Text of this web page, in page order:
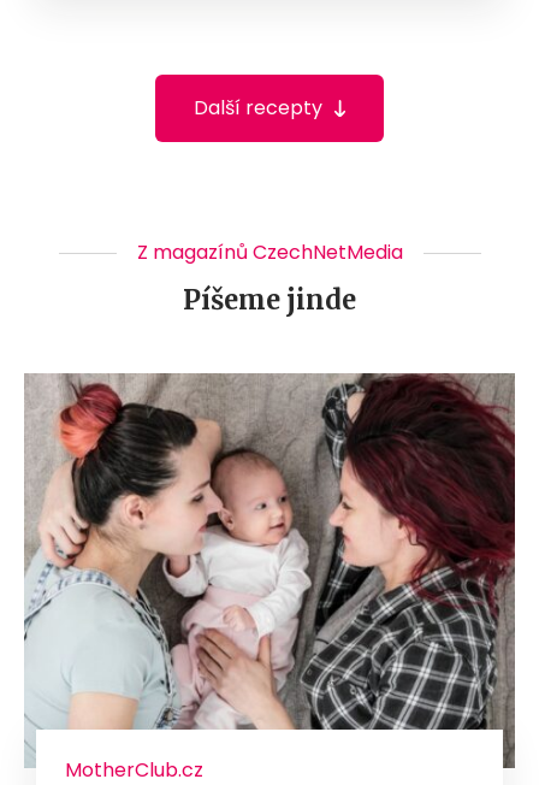
Další recepty
Z magazínů CzechNetMedia
Píšeme jinde
MotherClub.cz